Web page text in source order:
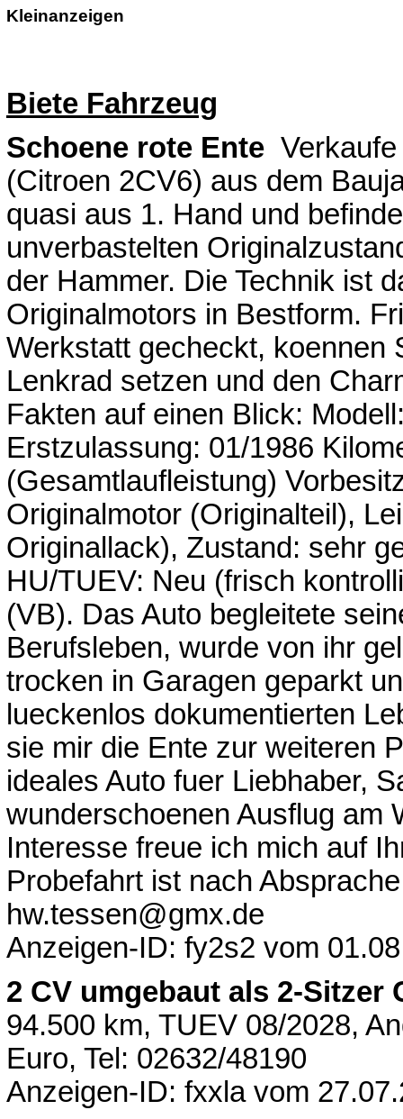
Kleinanzeigen
Biete Fahrzeug
Schoene rote Ente
(Citroen 2CV6) aus dem
quasi aus 1. Hand und
unverbastelten
der Hammer. Die Technik ist
Originalmotors in Bestform.
Werkstatt gecheckt, koennen
Lenkrad setzen und den
Fakten auf einen Blick:
Erstzulassung: 01/1986
(Gesamtlaufleistung)
Originalmotor (Originalteil),
Originallack), Zustand: sehr
HU/TUEV: Neu (frisch
(VB). Das Auto begleitete
Berufsleben, wurde von ihr
trocken in Garagen geparkt
lueckenlos dokumentierten
sie mir die Ente zur weiteren
ideales Auto fuer Liebhaber,
wunderschoenen Ausflug am
Interesse freue ich mich auf
Probefahrt ist nach
hw.tessen@gmx.de
Anzeigen-ID: fy2s2 vom
2 CV umgebaut als 2-
94.500 km, TUEV 08/2028,
Euro, Tel: 02632/48190
Anzeigen-ID: fxxla vom